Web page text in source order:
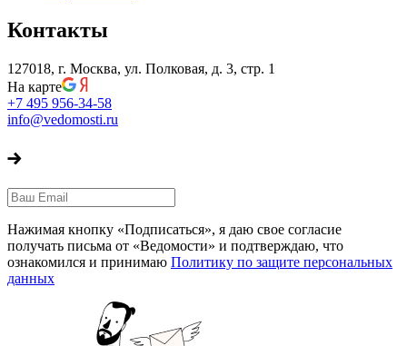
Контакты
127018, г. Москва, ул. Полковая, д. 3, стр. 1
На карте
+7 495 956-34-58
info@vedomosti.ru
Нажимая кнопку «Подписаться», я даю свое согласие
получать письма от «Ведомости» и подтверждаю, что
ознакомился и принимаю Политику по защите персональных
данных